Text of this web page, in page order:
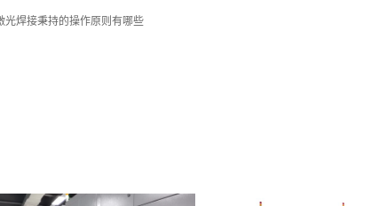
光焊接秉持的操作原则有哪些